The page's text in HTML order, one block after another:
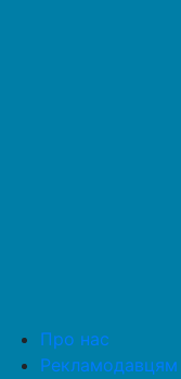
Про нас
Рекламодавцям